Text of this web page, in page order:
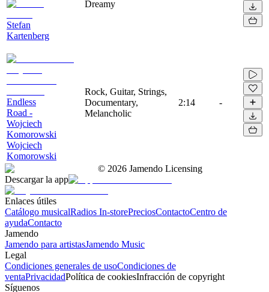
Stefan
Kartenberg
Dreamy
Endless
Road -
Wojciech
Komorowski
Wojciech
Komorowski
Rock, Guitar, Strings,
Documentary,
Melancholic
2:14 -
© 2026 Jamendo Licensing
Descargar la app
Enlaces útiles
Catálogo musicalRadios In-storePreciosContactoCentro de
ayudaContacto
Jamendo
Jamendo para artistasJamendo Music
Legal
Condiciones generales de usoCondiciones de
ventaPrivacidadPolítica de cookiesInfracción de copyright
Síguenos